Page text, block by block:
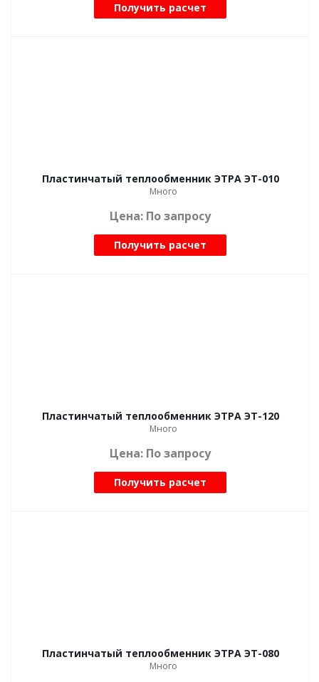
Получить расчет
Пластинчатый теплообменник ЭТРА ЭТ-010
Много
Цена: По запросу
Получить расчет
Пластинчатый теплообменник ЭТРА ЭТ-120
Много
Цена: По запросу
Получить расчет
Пластинчатый теплообменник ЭТРА ЭТ-080
Много